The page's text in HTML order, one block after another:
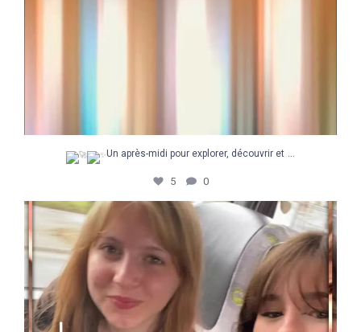
Un après-midi pour explorer, découvrir et ...
5 0
Une super semaine à la découverte du Concours